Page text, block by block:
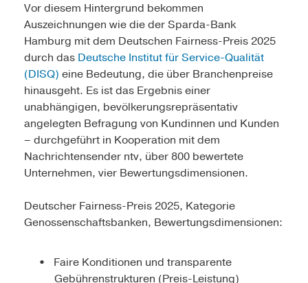
Vor diesem Hintergrund bekommen
Auszeichnungen wie die der Sparda-Bank
Hamburg mit dem Deutschen Fairness-Preis 2025
durch das Deutsche Institut für Service-Qualität
(DISQ) eine Bedeutung, die über Branchenpreise
hinausgeht. Es ist das Ergebnis einer
unabhängigen, bevölkerungsrepräsentativ
angelegten Befragung von Kundinnen und Kunden
– durchgeführt in Kooperation mit dem
Nachrichtensender ntv, über 800 bewertete
Unternehmen, vier Bewertungsdimensionen.
Deutscher Fairness-Preis 2025, Kategorie
Genossenschaftsbanken, Bewertungsdimensionen:
Faire Konditionen und transparente
Gebührenstrukturen (Preis-Leistung)